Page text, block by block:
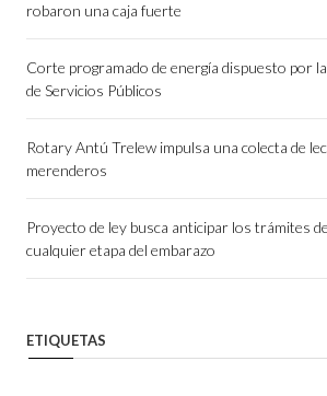
robaron una caja fuerte
Corte programado de energía dispuesto por
de Servicios Públicos
Rotary Antú Trelew impulsa una colecta de
merenderos
Proyecto de ley busca anticipar los trámites
cualquier etapa del embarazo
ETIQUETAS